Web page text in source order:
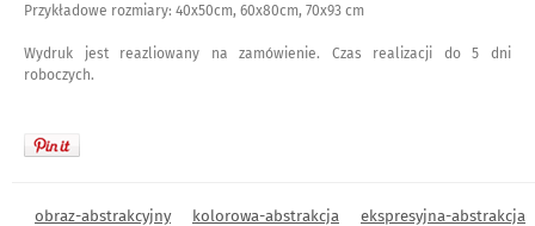
Przykładowe rozmiary: 40x50cm, 60x80cm, 70x93 cm
Wydruk jest reazliowany na zamówienie. Czas realizacji do 5 dni
roboczych.
obraz-abstrakcyjny kolorowa-abstrakcja
ekspresyjna-abstrakcja